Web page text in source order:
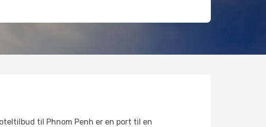
til Phnom Penh er en port til en